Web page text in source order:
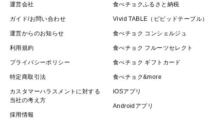
運営会社
ガイド/お問い合わせ
運営からのお知らせ
利用規約
プライバシーポリシー
特定商取引法
カスタマーハラスメントに対する
当社の考え方
採用情報
食べチョクふるさと納税
Vivid TABLE（ビビッドテーブル）
食べチョク コンシェルジュ
食べチョク フルーツセレクト
食べチョク ギフトカード
食べチョク&more
iOSアプリ
Androidアプリ